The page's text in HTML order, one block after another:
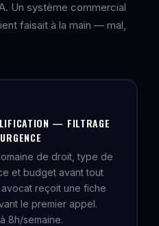
Un système commercial
faisait à la main — mal,
— FILTRAGE
de droit, type de
et budget avant tout
reçoit une fiche
le premier appel.
8h/semaine.